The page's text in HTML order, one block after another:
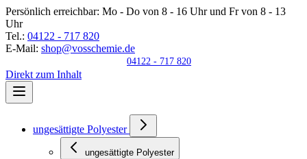
Persönlich erreichbar: Mo - Do von 8 - 16 Uhr und Fr von 8 - 13
Uhr
Tel.: 04122 - 717 820
E-Mail: shop@vosschemie.de
04122 - 717 820
Direkt zum Inhalt
ungesättigte Polyester
ungesättigte Polyester